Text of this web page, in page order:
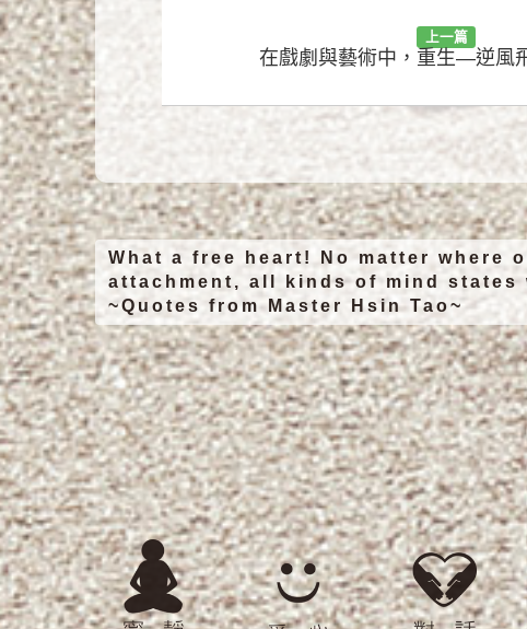
上一篇
在戲劇與藝術中，重生—逆風
What a free heart! No matter where
attachment, all kinds of mind
~Quotes from Master Hsin Tao~